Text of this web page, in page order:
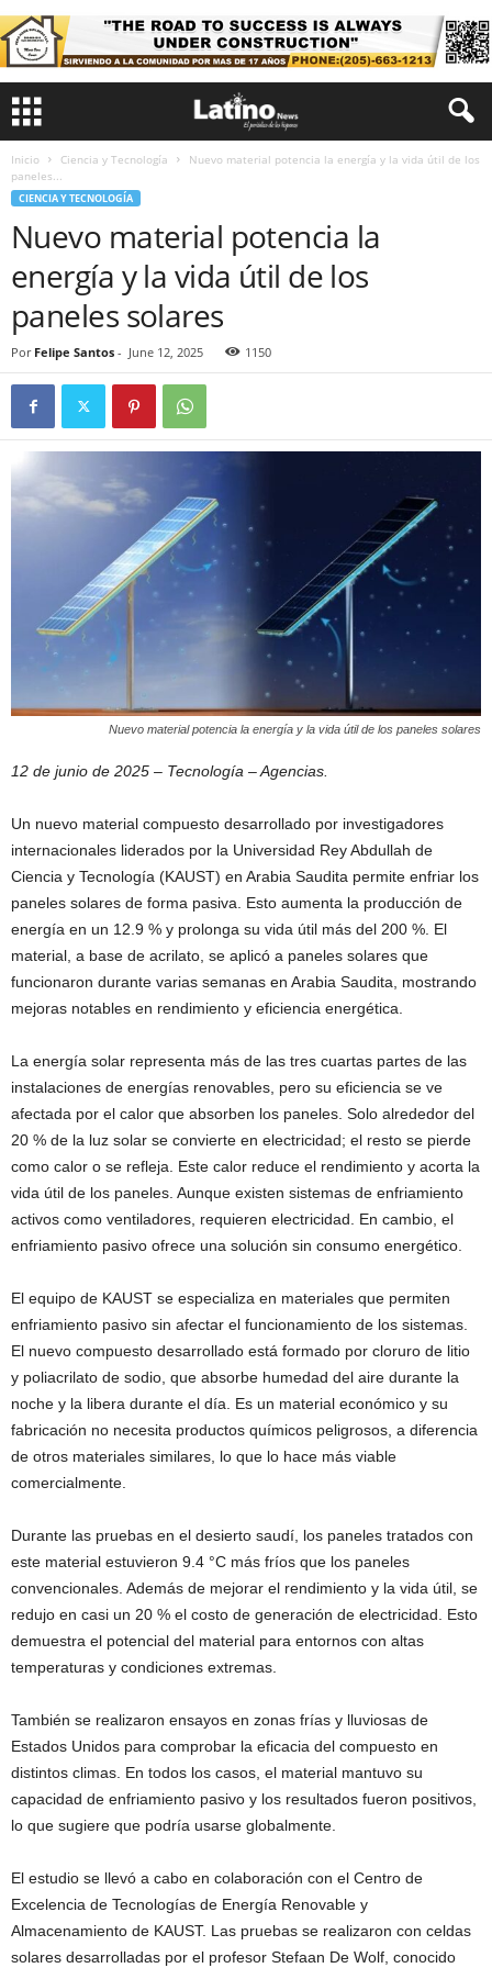
Inicio Ciencia y Tecnología
Nuevo material potencia la energía y la vida útil de los
paneles...
CIENCIA Y TECNOLOGÍA
Nuevo material potencia la
energía y la vida útil de los
paneles solares
Por Felipe Santos - June 12, 2025 1150
Nuevo material potencia la energía y la vida útil de los paneles solares
12 de junio de 2025 – Tecnología – Agencias.
Un nuevo material compuesto desarrollado por investigadores
internacionales liderados por la Universidad Rey Abdullah de
Ciencia y Tecnología (KAUST) en Arabia Saudita permite enfriar los
paneles solares de forma pasiva. Esto aumenta la producción de
energía en un 12.9 % y prolonga su vida útil más del 200 %. El
material, a base de acrilato, se aplicó a paneles solares que
funcionaron durante varias semanas en Arabia Saudita, mostrando
mejoras notables en rendimiento y eficiencia energética.
La energía solar representa más de las tres cuartas partes de las
instalaciones de energías renovables, pero su eficiencia se ve
afectada por el calor que absorben los paneles. Solo alrededor del
20 % de la luz solar se convierte en electricidad; el resto se pierde
como calor o se refleja. Este calor reduce el rendimiento y acorta la
vida útil de los paneles. Aunque existen sistemas de enfriamiento
activos como ventiladores, requieren electricidad. En cambio, el
enfriamiento pasivo ofrece una solución sin consumo energético.
El equipo de KAUST se especializa en materiales que permiten
enfriamiento pasivo sin afectar el funcionamiento de los sistemas.
El nuevo compuesto desarrollado está formado por cloruro de litio
y poliacrilato de sodio, que absorbe humedad del aire durante la
noche y la libera durante el día. Es un material económico y su
fabricación no necesita productos químicos peligrosos, a diferencia
de otros materiales similares, lo que lo hace más viable
comercialmente.
Durante las pruebas en el desierto saudí, los paneles tratados con
este material estuvieron 9.4 °C más fríos que los paneles
convencionales. Además de mejorar el rendimiento y la vida útil, se
redujo en casi un 20 % el costo de generación de electricidad. Esto
demuestra el potencial del material para entornos con altas
temperaturas y condiciones extremas.
También se realizaron ensayos en zonas frías y lluviosas de
Estados Unidos para comprobar la eficacia del compuesto en
distintos climas. En todos los casos, el material mantuvo su
capacidad de enfriamiento pasivo y los resultados fueron positivos,
lo que sugiere que podría usarse globalmente.
El estudio se llevó a cabo en colaboración con el Centro de
Excelencia de Tecnologías de Energía Renovable y
Almacenamiento de KAUST. Las pruebas se realizaron con celdas
solares desarrolladas por el profesor Stefaan De Wolf, conocido